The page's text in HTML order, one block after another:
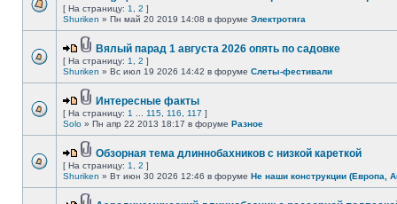
[ На страницу: 1 2 ]
Shuriken » Пн май 20 2019 14:08 в форуме Электротяга
Вялый парад 1 августа 2026 опять по садовке
[ На страницу: 1 2 ]
Shuriken » Вс июл 19 2026 14:42 в форуме Слеты-фестивали
Интересные факты
[ На страницу: 1 115 116 117 ]
Solo » Пн апр 22 2013 18:17 в форуме Разное
Обзорная тема длиннобахников с низкой кареткой
[ На страницу: 1 2 ]
Shuriken » Вт июн 30 2026 12:46 в форуме Не наши конструкции (Европа,